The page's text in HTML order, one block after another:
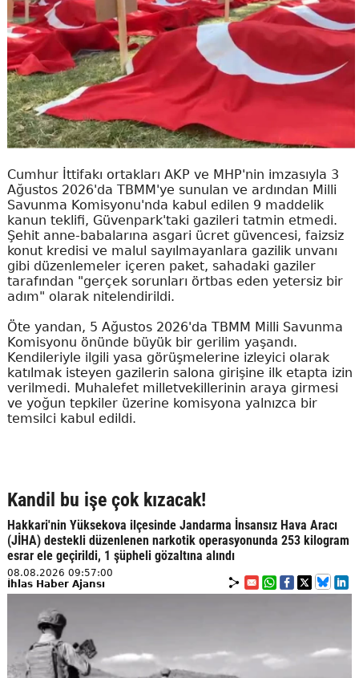
Cumhur İttifakı ortakları AKP ve MHP'nin imzasıyla 3
Ağustos 2026'da TBMM'ye sunulan ve ardından Milli
Savunma Komisyonu'nda kabul edilen 9 maddelik
kanun teklifi, Güvenpark'taki gazileri tatmin etmedi.
Şehit anne-babalarına asgari ücret güvencesi, faizsiz
konut kredisi ve malul sayılmayanlara gazilik unvanı
gibi düzenlemeler içeren paket, sahadaki gaziler
tarafından "gerçek sorunları örtbas eden yetersiz bir
adım" olarak nitelendirildi.
Öte yandan, 5 Ağustos 2026'da TBMM Milli Savunma
Komisyonu önünde büyük bir gerilim yaşandı.
Kendileriyle ilgili yasa görüşmelerine izleyici olarak
katılmak isteyen gazilerin salona girişine ilk etapta izin
verilmedi. Muhalefet milletvekillerinin araya girmesi
ve yoğun tepkiler üzerine komisyona yalnızca bir
temsilci kabul edildi.
Kandil bu işe çok kızacak!
Hakkari'nin Yüksekova ilçesinde Jandarma İnsansız Hava Aracı
(JİHA) destekli düzenlenen narkotik operasyonunda 253 kilogram
esrar ele geçirildi, 1 şüpheli gözaltına alındı
08.08.2026 09:57:00
İhlas Haber Ajansı